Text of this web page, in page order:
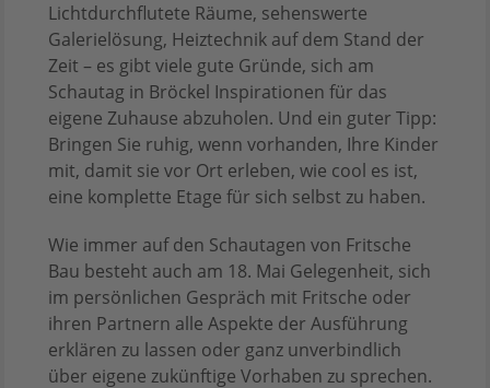
Lichtdurchflutete Räume, sehenswerte
Galerielösung, Heiztechnik auf dem Stand der
Zeit – es gibt viele gute Gründe, sich am
Schautag in Bröckel Inspirationen für das
eigene Zuhause abzuholen. Und ein guter Tipp:
Bringen Sie ruhig, wenn vorhanden, Ihre Kinder
mit, damit sie vor Ort erleben, wie cool es ist,
eine komplette Etage für sich selbst zu haben.
Wie immer auf den Schautagen von Fritsche
Bau besteht auch am 18. Mai Gelegenheit, sich
im persönlichen Gespräch mit Fritsche oder
ihren Partnern alle Aspekte der Ausführung
erklären zu lassen oder ganz unverbindlich
über eigene zukünftige Vorhaben zu sprechen.